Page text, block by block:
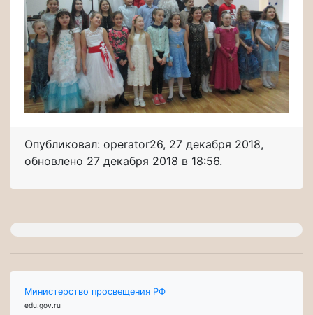
Опубликовал: operator26, 27 декабря 2018,
обновлено 27 декабря 2018 в 18:56.
Министерство просвещения РФ
edu.gov.ru